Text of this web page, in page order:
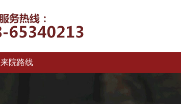
来院路线